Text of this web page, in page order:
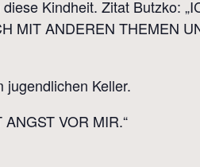
Kindheit. Zitat Butzko:
MIT ANDEREN THEMEN
jugendlichen Keller.
VOR MIR.“